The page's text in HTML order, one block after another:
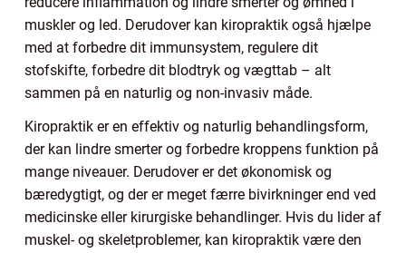
muskler og led. Derudover kan kiropraktik også hjælpe
med at forbedre dit immunsystem, regulere dit
stofskifte, forbedre dit blodtryk og vægttab – alt
sammen på en naturlig og non-invasiv måde.
Kiropraktik er en effektiv og naturlig behandlingsform,
der kan lindre smerter og forbedre kroppens funktion på
mange niveauer. Derudover er det økonomisk og
bæredygtigt, og der er meget færre bivirkninger end ved
medicinske eller kirurgiske behandlinger. Hvis du lider af
muskel- og skeletproblemer, kan kiropraktik være den